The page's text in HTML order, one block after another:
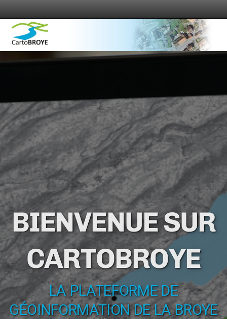
BIENVENUE SUR
CARTOBROYE
LA PLATEFORME DE
GÉOINFORMATION DE LA BROYE